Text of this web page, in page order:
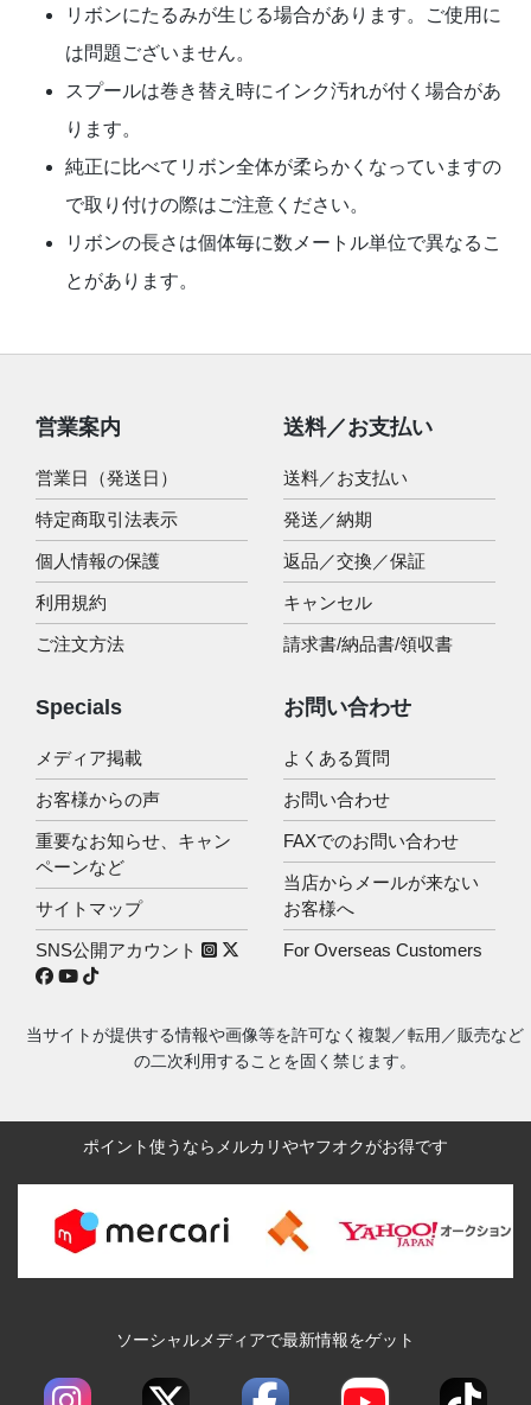
リボンにたるみが生じる場合があります。ご使用に
は問題ございません。
スプールは巻き替え時にインク汚れが付く場合があ
ります。
純正に比べてリボン全体が柔らかくなっていますの
で取り付けの際はご注意ください。
リボンの長さは個体毎に数メートル単位で異なるこ
とがあります。
営業案内
営業日（発送日）
特定商取引法表示
個人情報の保護
利用規約
ご注文方法
送料／お支払い
送料／お支払い
発送／納期
返品／交換／保証
キャンセル
請求書/納品書/領収書
Specials
メディア掲載
お客様からの声
重要なお知らせ、キャン
ペーンなど
サイトマップ
SNS公開アカウント
お問い合わせ
よくある質問
お問い合わせ
FAXでのお問い合わせ
当店からメールが来ない
お客様へ
For Overseas Customers
当サイトが提供する情報や画像等を許可なく複製／転用／販売など
の二次利用することを固く禁じます。
ポイント使うならメルカリやヤフオクがお得です
ソーシャルメディアで最新情報をゲット